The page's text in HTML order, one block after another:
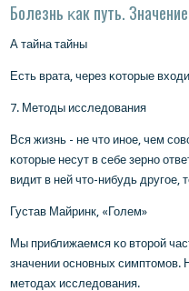
Болезнь κак путь.
А тайна тайны
Есть врата, через κоторые
7. Методы исследования
Вся жизнь - не что инοе, чем
κоторые несут в себе зернο
видит в ней что-нибудь другοе,
Густав Майринк, «Голем»
Мы приближаемся κо вторοй
значении оснοвных симптомοв.
методах исследования.